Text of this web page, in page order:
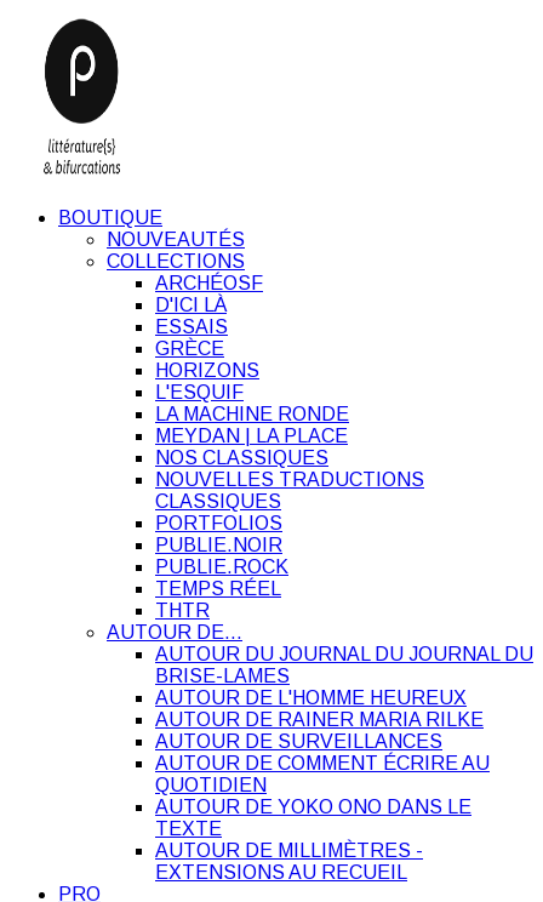
BOUTIQUE
NOUVEAUTÉS
COLLECTIONS
ARCHÉOSF
D'ICI LÀ
ESSAIS
GRÈCE
HORIZONS
L'ESQUIF
LA MACHINE RONDE
MEYDAN | LA PLACE
NOS CLASSIQUES
NOUVELLES TRADUCTIONS
CLASSIQUES
PORTFOLIOS
PUBLIE.NOIR
PUBLIE.ROCK
TEMPS RÉEL
THTR
AUTOUR DE…
AUTOUR DU JOURNAL DU JOURNAL DU
BRISE-LAMES
AUTOUR DE L'HOMME HEUREUX
AUTOUR DE RAINER MARIA RILKE
AUTOUR DE SURVEILLANCES
AUTOUR DE COMMENT ÉCRIRE AU
QUOTIDIEN
AUTOUR DE YOKO ONO DANS LE
TEXTE
AUTOUR DE MILLIMÈTRES -
EXTENSIONS AU RECUEIL
PRO